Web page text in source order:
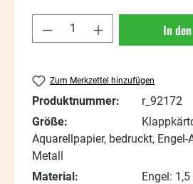
Produkt Anzahl: Gib
In
Zum Merkzettel hinzufügen
Produktnummer:
r_92172
Größe:
Aquarellpapier, bedruckt, Engel-
Metall
Material:
Engel: